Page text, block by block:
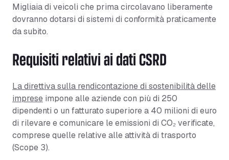
Migliaia di veicoli che prima circolavano liberamente
dovranno dotarsi di sistemi di conformità praticamente
da subito.
Requisiti relativi ai dati CSRD
La direttiva sulla rendicontazione di sostenibilità delle
imprese impone alle aziende con più di 250
dipendenti o un fatturato superiore a 40 milioni di euro
di rilevare e comunicare le emissioni di CO₂ verificate,
comprese quelle relative alle attività di trasporto
(Scope 3).